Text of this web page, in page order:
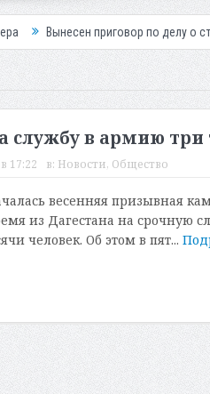
приговор по делу о строительстве
службу в армию
17:22 в: Новости, Общество
весенняя призывная
из Дагестана на срочную
человек. Об этом в пят...